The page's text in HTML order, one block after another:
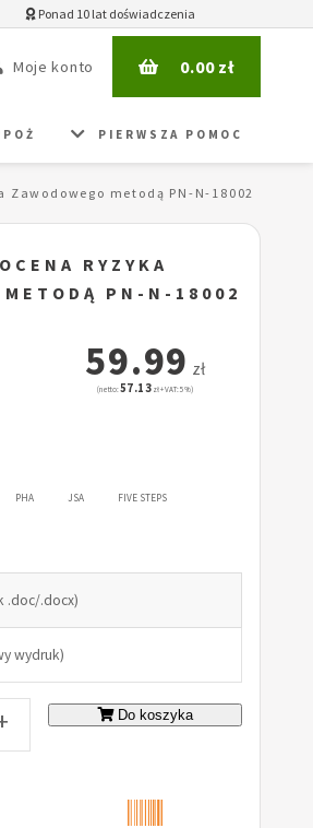
Ponad 10 lat doświadczenia
Moje konto 0.00zł
PIERWSZA POMOC
Zawodowego metodą PN-N-18002
RYZYKA
METODĄ PN-N-18002
59.99 zł
(netto:57.13 zł + VAT: 5%)
PHA JSA FIVE STEPS
.doc/.docx)
wydruk)
Do koszyka